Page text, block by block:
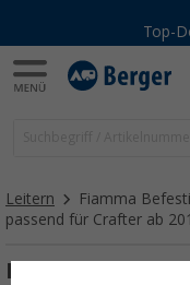
Top-
Leitern
Fiamma
passend für Crafter ab
Fiamma